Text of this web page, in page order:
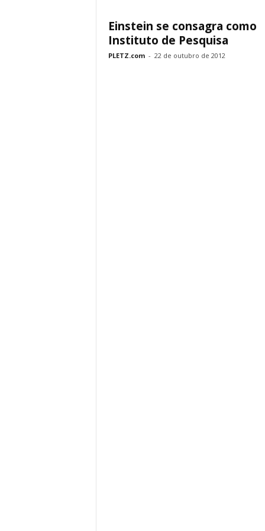
Einstein se consagra como
Instituto de Pesquisa
PLETZ.com - 22 de outubro de 2012